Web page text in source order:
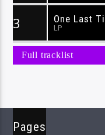
3 One Last
LP
Full tracklist
Pages